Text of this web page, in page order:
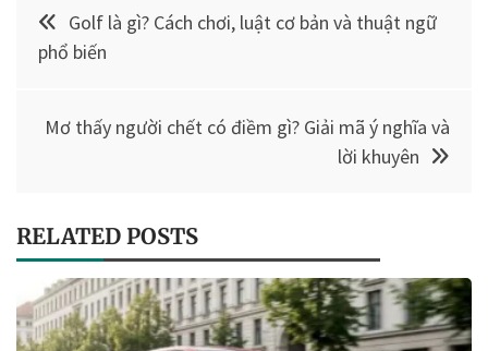
hướng
viết
Golf là gì? Cách chơi, luật cơ bản và thuật ngữ
phổ biến
Mơ thấy người chết có điềm gì? Giải mã ý nghĩa và
lời khuyên
RELATED POSTS